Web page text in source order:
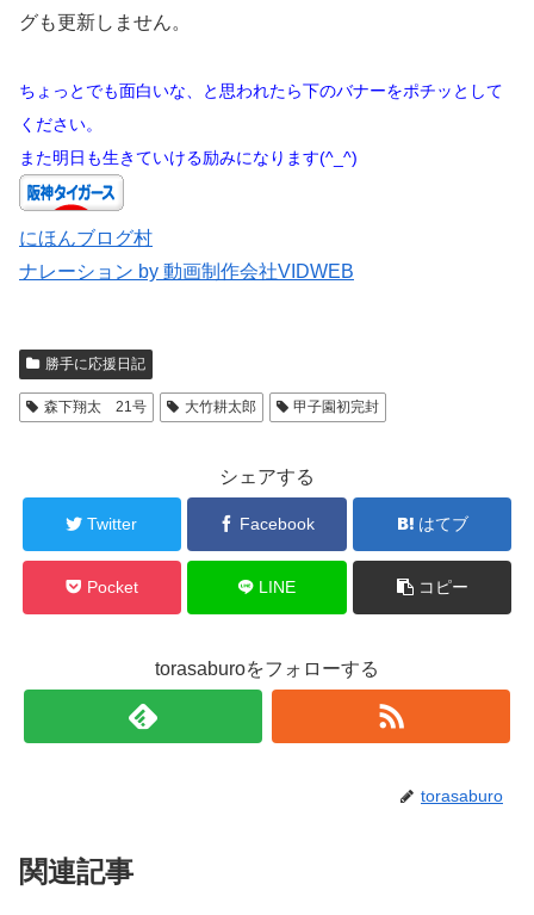
グも更新しません。
ちょっとでも面白いな、と思われたら下のバナーをポチッとして
ください。
また明日も生きていける励みになります(^_^)
にほんブログ村
ナレーション by 動画制作会社VIDWEB
勝手に応援日記
森下翔太 21号 大竹耕太郎 甲子園初完封
シェアする
Twitter Facebook はてブ
Pocket LINE コピー
torasaburoをフォローする
torasaburo
関連記事